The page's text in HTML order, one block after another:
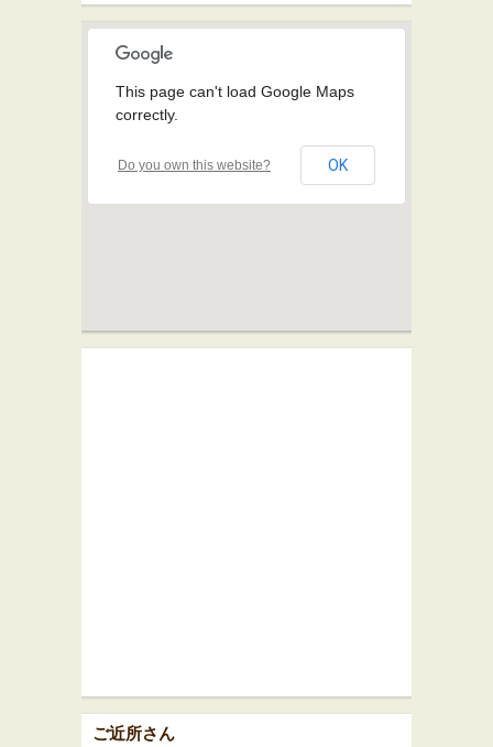
This page can't load Google Maps
correctly.
Do you own this website? OK
ご近所さん